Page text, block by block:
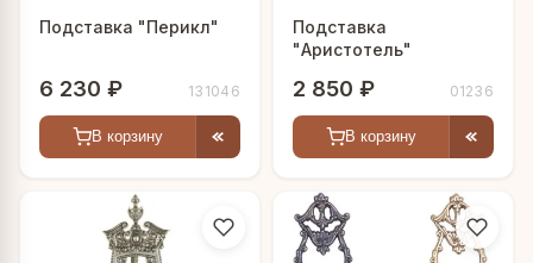
Подставка "Перикл"
6 230 ₽ 131046
В корзину
Подставка
"Аристотель"
2 850 ₽ 01236
В корзину